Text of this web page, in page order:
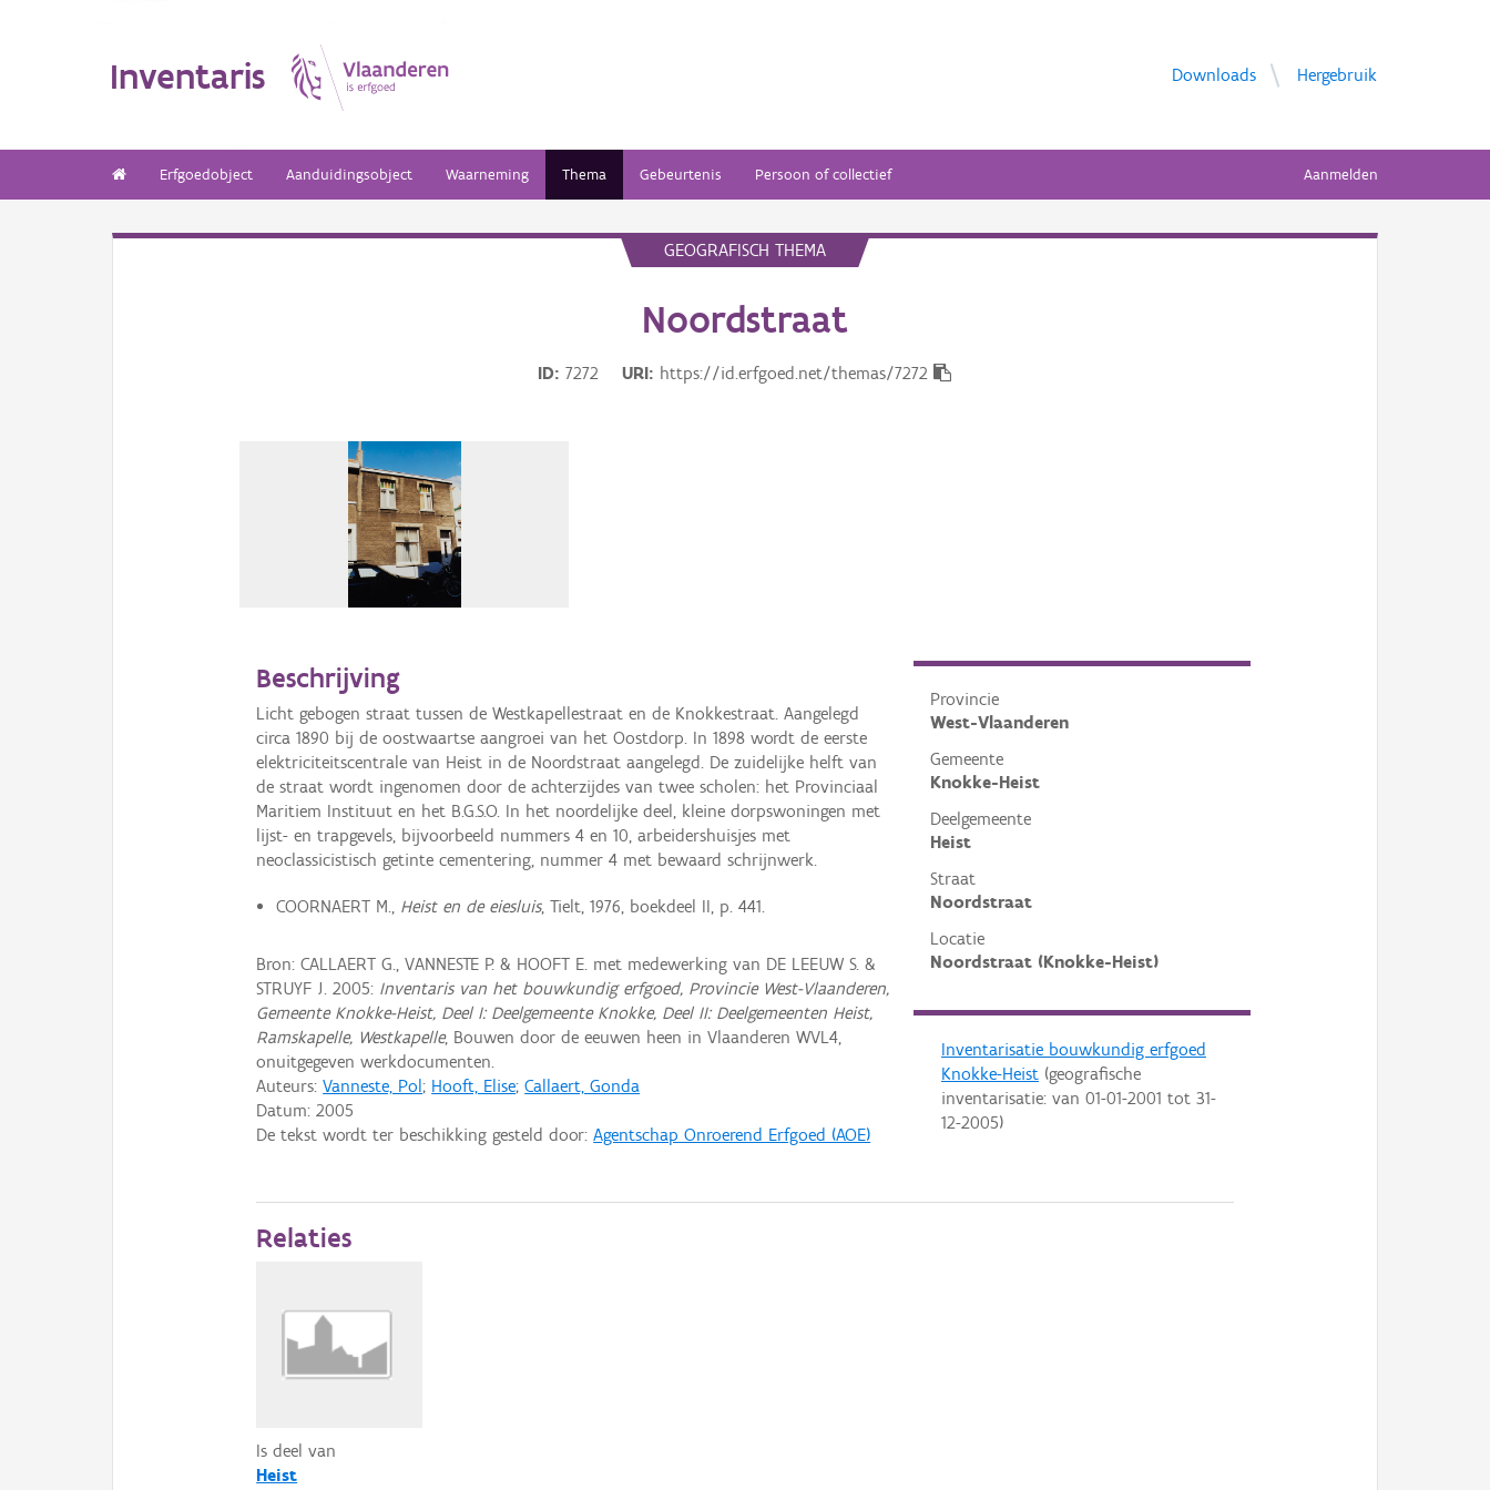
Inventaris Downloads Hergebruik
Erfgoedobject Aanduidingsobject Waarneming Thema Gebeurtenis Persoon of collectief Aanmelden
GEOGRAFISCH THEMA
Noordstraat
ID 7272 URI https://id.erfgoed.net/themas/7272
Provincie
West-Vlaanderen
Gemeente
Knokke-Heist
Deelgemeente
Heist
Straat
Noordstraat
Locatie
Noordstraat (Knokke-Heist)
Inventarisatie bouwkundig erfgoed
Knokke-Heist(geografische
inventarisatie: van 01-01-2001 tot 31-
12-2005)
Beschrijving
Licht gebogen straat tussen de Westkapellestraat en de Knokkestraat. Aangelegd
circa 1890 bij de oostwaartse aangroei van het Oostdorp. In 1898 wordt de eerste
elektriciteitscentrale van Heist in de Noordstraat aangelegd. De zuidelijke helft van
de straat wordt ingenomen door de achterzijdes van twee scholen: het Provinciaal
Maritiem Instituut en het B.G.S.O. In het noordelijke deel, kleine dorpswoningen met
lijst- en trapgevels, bijvoorbeeld nummers 4 en 10, arbeidershuisjes met
neoclassicistisch getinte cementering, nummer 4 met bewaard schrijnwerk.
COORNAERT M., Heist en de eiesluis, Tielt, 1976, boekdeel II, p. 441.
Bron: CALLAERT G., VANNESTE P. & HOOFT E. met medewerking van DE LEEUW S. &
STRUYF J. 2005: Inventaris van het bouwkundig erfgoed, Provincie West-Vlaanderen,
Gemeente Knokke-Heist, Deel I: Deelgemeente Knokke, Deel II: Deelgemeenten Heist,
Ramskapelle, Westkapelle, Bouwen door de eeuwen heen in Vlaanderen WVL4,
onuitgegeven werkdocumenten.
Auteurs:Vanneste, Pol; Hooft, Elise;Callaert, Gonda
Datum:2005
De tekst wordt ter beschikking gesteld door:Agentschap Onroerend Erfgoed (AOE)
Relaties
Is deel van
Heist